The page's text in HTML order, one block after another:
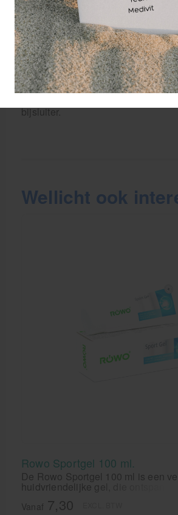
De verpakking van Rowo sportgel
veranderd i.v.m. de nieuwe
Het is uiteraard hetzelfde
uw spieren, tegen spierpijn en
Vroeger stond er op de
dit ingrediënt zit nog steeds in de
dat vinden als mentha arvensis
bijsluiter.
Wellicht ook
Rowo Sportgel 100 ml.
De Rowo Sportgel 100 ml is een
huidvriendelijke gel, die
inspanning. De Röwo sportgel met
muntolie helpt onder andere tegen
Vanaf 7,30